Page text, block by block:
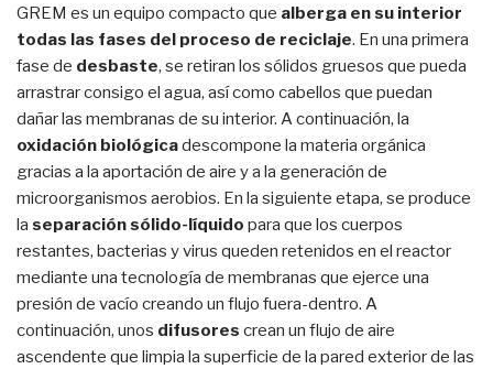
GREM es un equipo compacto que alberga en su interior
todas las fases del proceso de reciclaje. En una primera
fase de desbaste, se retiran los sólidos gruesos que pueda
arrastrar consigo el agua, así como cabellos que puedan
dañar las membranas de su interior. A continuación, la
oxidación biológicadescompone la materia orgánica
gracias a la aportación de aire y a la generación de
microorganismos aerobios. En la siguiente etapa, se produce
la separación sólido-líquido para que los cuerpos
restantes, bacterias y virus queden retenidos en el reactor
mediante una tecnología de membranas que ejerce una
presión de vacío creando un flujo fuera-dentro. A
continuación, unos difusores crean un flujo de aire
ascendente que limpia la superficie de la pared exterior de las